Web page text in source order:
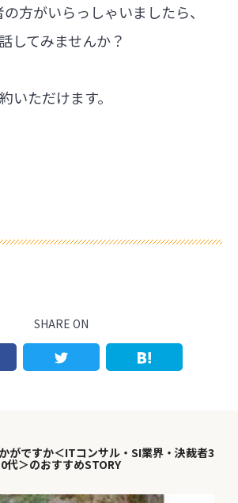
方がいらっしゃいましたら、
してみませんか？
ただけます。
SHARE ON
がですか＜ITコンサル・SI業界・決裁者3
0代＞のおすすめSTORY